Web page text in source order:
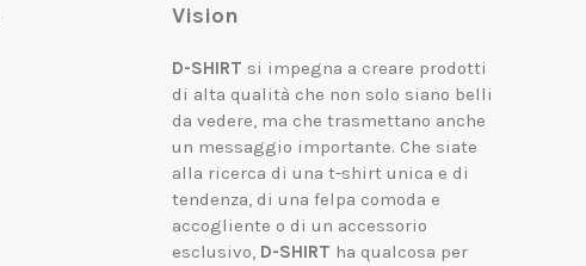
Vision
D-SHIRT si impegna a creare prodotti
di alta qualità che non solo siano belli
da vedere, ma che trasmettano anche
un messaggio importante. Che siate
alla ricerca di una t-shirt unica e di
tendenza, di una felpa comoda e
accogliente o di un accessorio
esclusivo, D-SHIRT ha qualcosa per